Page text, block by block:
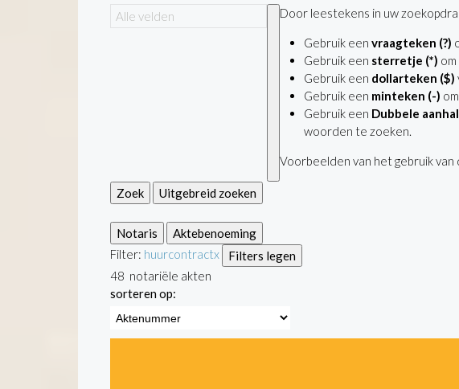
Door leestekens in uw
Gebruik een vraagteken (?)
Gebruik een sterretje (*)
Gebruik een dollarteken ($)
Gebruik een minteken (-)
Gebruik een Dubbele
woorden te zoeken.
Voorbeelden van het gebruik
Zoek Uitgebreid zoeken
Notaris
Aktebenoeming
Filter: huurcontractx
Filters legen
48 notariële akten
sorteren op: